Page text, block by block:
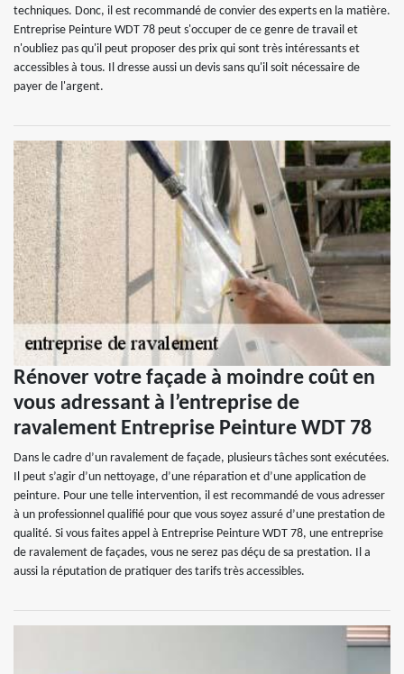
techniques. Donc, il est recommandé de convier des experts en la matière.
Entreprise Peinture WDT 78 peut s'occuper de ce genre de travail et
n'oubliez pas qu'il peut proposer des prix qui sont très intéressants et
accessibles à tous. Il dresse aussi un devis sans qu'il soit nécessaire de
payer de l'argent.
Rénover votre façade à moindre coût en
vous adressant à l’entreprise de
ravalement Entreprise Peinture WDT 78
Dans le cadre d’un ravalement de façade, plusieurs tâches sont exécutées.
Il peut s’agir d’un nettoyage, d’une réparation et d’une application de
peinture. Pour une telle intervention, il est recommandé de vous adresser
à un professionnel qualifié pour que vous soyez assuré d’une prestation de
qualité. Si vous faites appel à Entreprise Peinture WDT 78, une entreprise
de ravalement de façades, vous ne serez pas déçu de sa prestation. Il a
aussi la réputation de pratiquer des tarifs très accessibles.